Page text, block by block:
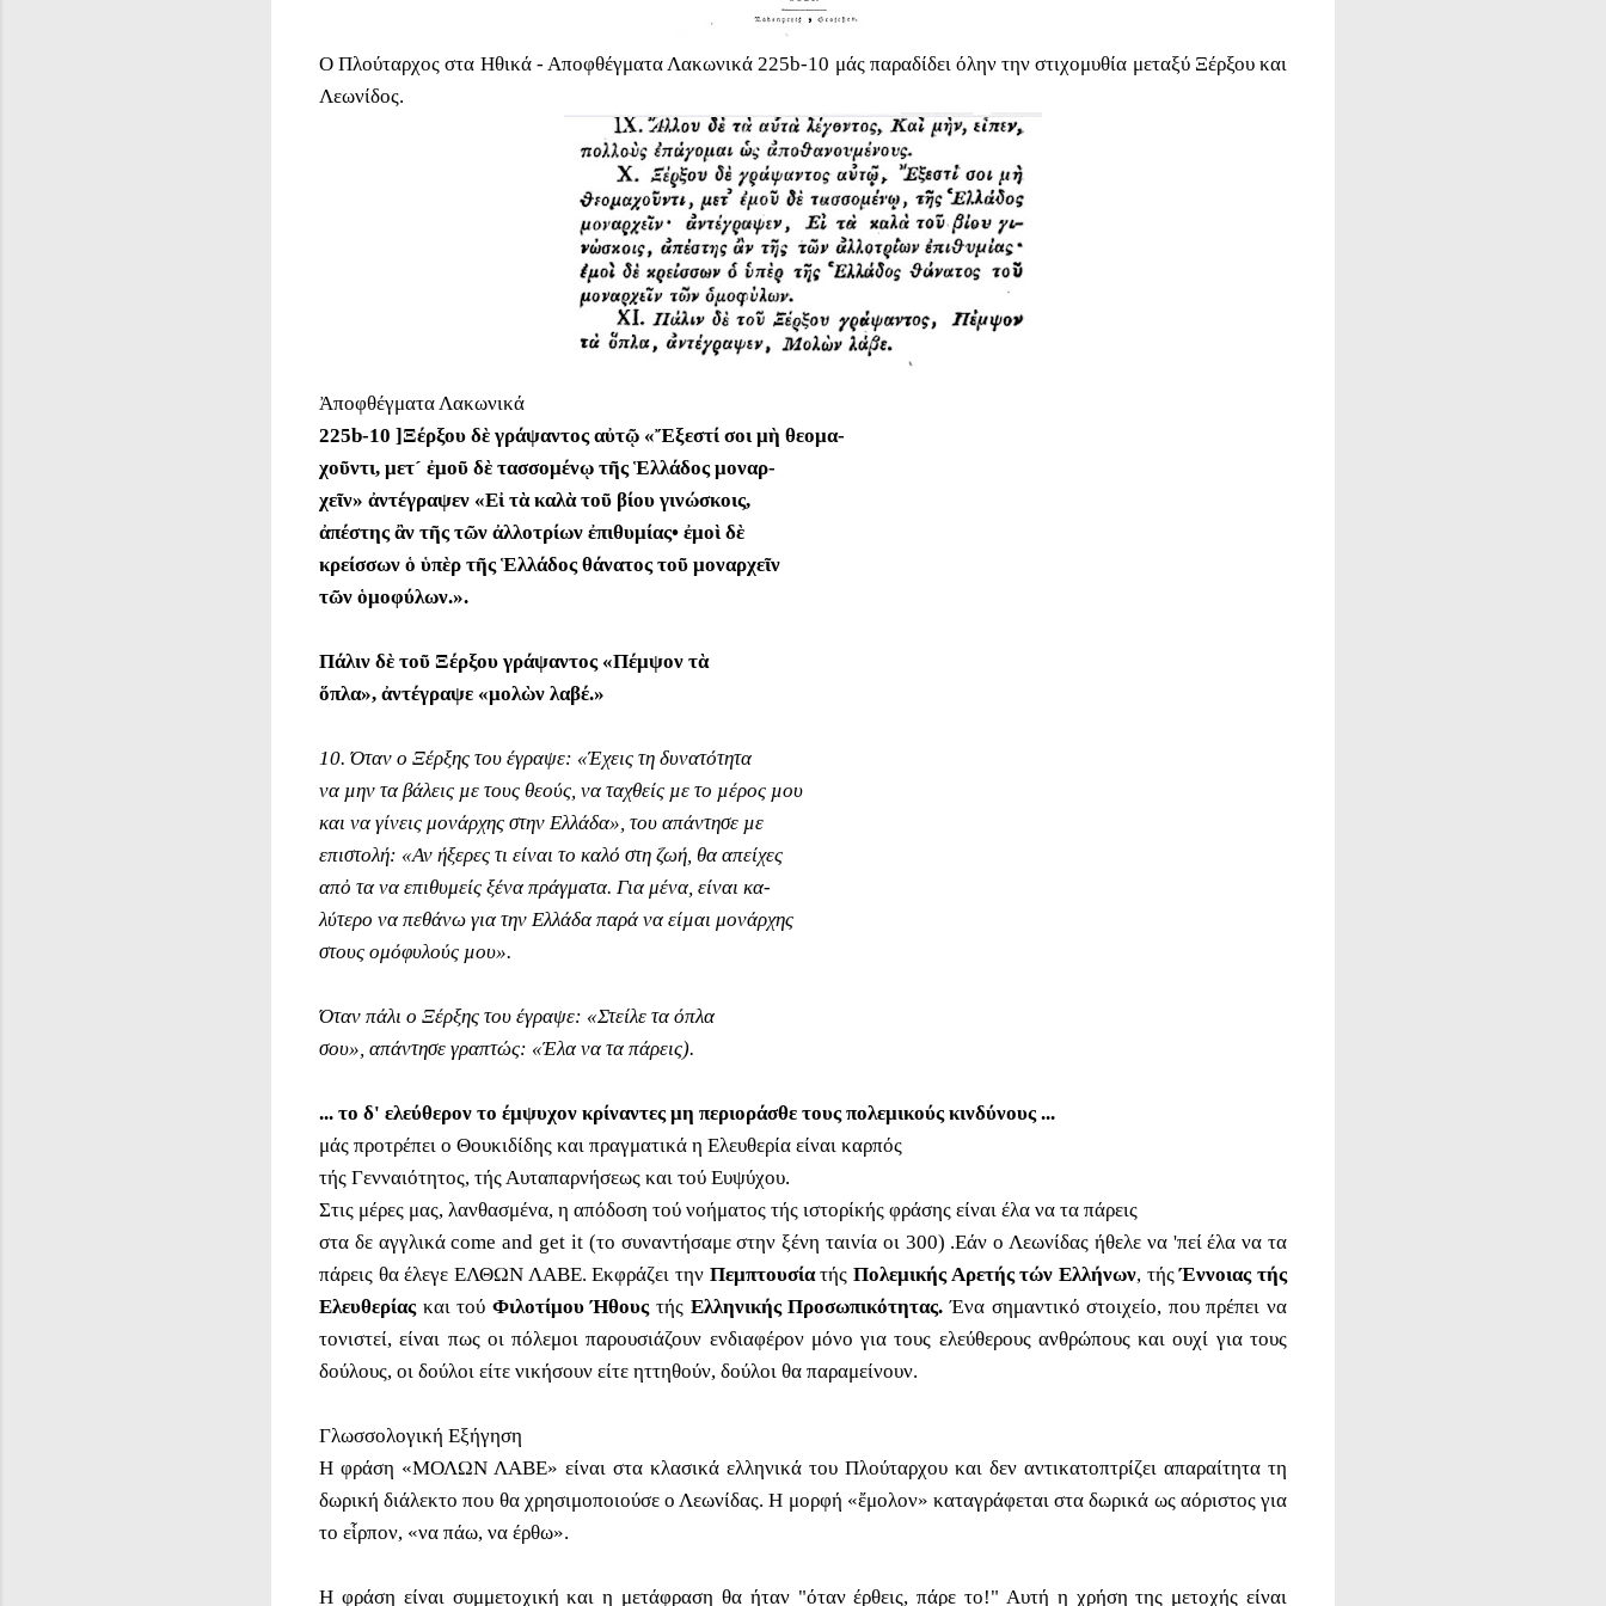
Ο Πλούταρχος στα Ηθικά - Αποφθέγματα Λακωνικά 225b-10 μάς παραδίδει όλην την στιχομυθία μεταξύ Ξέρξου και
Λεωνίδος.
Ἀποφθέγματα Λακωνικά
225b-10 ]Ξέρξου δὲ γράψαντος αὐτῷ «Ἔξεστί σοι μὴ θεομα-
χοῦντι, μετ´ ἐμοῦ δὲ τασσομένῳ τῆς Ἑλλάδος μοναρ-
χεῖν» ἀντέγραψεν «Εἰ τὰ καλὰ τοῦ βίου γινώσκοις,
ἀπέστης ἂν τῆς τῶν ἀλλοτρίων ἐπιθυμίας• ἐμοὶ δὲ
κρείσσων ὁ ὑπὲρ τῆς Ἑλλάδος θάνατος τοῦ μοναρχεῖν
τῶν ὁμοφύλων.».
Πάλιν δὲ τοῦ Ξέρξου γράψαντος «Πέμψον τὰ
ὅπλα», ἀντέγραψε «μολὼν λαβέ.»
10. Όταν ο Ξέρξης του έγραψε: «Έχεις τη δυνατότητα
να µην τα βάλεις µε τους θεούς, να ταχθείς µε το µέρος µου
και να γίνεις μονάρχης στην Ελλάδα», του απάντησε µε
επιστολή: «Αν ήξερες τι είναι το καλό στη ζωή, θα απείχες
απὀ τα να επιθυμείς ξένα πράγματα. Για μένα, είναι κα-
λύτερο να πεθάνω για την Ελλάδα παρά να είµαι μονάρχης
στους ομόφυλούς µου».
Όταν πάλι ο Ξέρξης του έγραψε: «Στείλε τα όπλα
σου», απάντησε γραπτώς: «Έλα να τα πάρεις).
... το δ' ελεύθερον το έμψυχον κρίναντες μη περιοράσθε τους πολεμικούς κινδύνους ...
μάς προτρέπει ο Θουκιδίδης και πραγματικά η Ελευθερία είναι καρπός
τής Γενναιότητος, τής Αυταπαρνήσεως και τού Ευψύχου.
Στις μέρες μας, λανθασμένα, η απόδοση τού νοήματος τής ιστορίκής φράσης είναι έλα να τα πάρεις
στα δε αγγλικά come and get it (το συναντήσαμε στην ξένη ταινία οι 300) .Εάν ο Λεωνίδας ήθελε να 'πεί έλα να τα
πάρεις θα έλεγε ΕΛΘΩΝ ΛΑΒΕ. Εκφράζει την ΠεμπτουσίατήςΠολεμικής Αρετής τών Ελλήνων, τήςΈννοιας τής
Ελευθερίας και τού Φιλοτίμου Ήθους τής Ελληνικής Προσωπικότητας.Ένα σημαντικό στοιχείο, που πρέπει να
τονιστεί, είναι πως οι πόλεμοι παρουσιάζουν ενδιαφέρον μόνο για τους ελεύθερους ανθρώπους και ουχί για τους
δούλους, οι δούλοι είτε νικήσουν είτε ηττηθούν, δούλοι θα παραμείνουν.
Γλωσσολογική Εξήγηση
Η φράση «ΜΟΛΩΝ ΛΑΒΕ» είναι στα κλασικά ελληνικά του Πλούταρχου και δεν αντικατοπτρίζει απαραίτητα τη
δωρική διάλεκτο που θα χρησιμοποιούσε ο Λεωνίδας. Η μορφή «ἔμολον» καταγράφεται στα δωρικά ως αόριστος για
το εἷρπον, «να πάω, να έρθω».
Η φράση είναι συμμετοχική και η μετάφραση θα ήταν "όταν έρθεις, πάρε το!" Αυτή η χρήση της μετοχής είναι